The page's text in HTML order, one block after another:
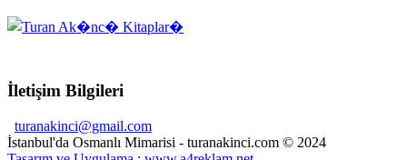
İletişim Bilgileri
turanakinci@gmail.com
İstanbul'da Osmanlı Mimarisi - turanakinci.com © 2024